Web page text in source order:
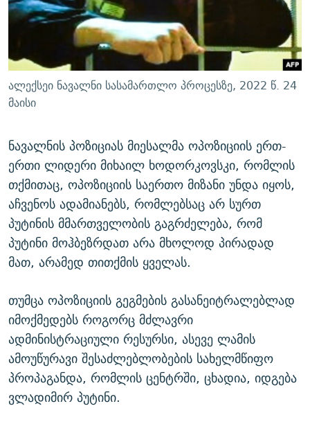
ალექსეი ნავალნი სასამართლო პროცესზე, 2022 წ. 24
მაისი
ნავალნის პოზიციას მიესალმა ოპოზიციის ერთ-
ერთი ლიდერი მიხაილ ხოდორკოვსკი, რომლის
თქმითაც, ოპოზიციის საერთო მიზანი უნდა იყოს,
აჩვენოს ადამიანებს, რომლებსაც არ სურთ
პუტინის მმართველობის გაგრძელება, რომ
პუტინი მოჰბეზრდათ არა მხოლოდ პირადად
მათ, არამედ თითქმის ყველას.
თუმცა ოპოზიციის გეგმების გასანეიტრალებლად
იმოქმედებს როგორც მძლავრი
ადმინისტრაციული რესურსი, ასევე ლამის
ამოუწურავი შესაძლებლობების სახელმწიფო
პროპაგანდა, რომლის ცენტრში, ცხადია, იდგება
ვლადიმირ პუტინი.